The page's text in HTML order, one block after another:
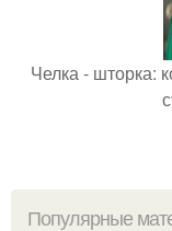
Челка - шторка:
Популярные